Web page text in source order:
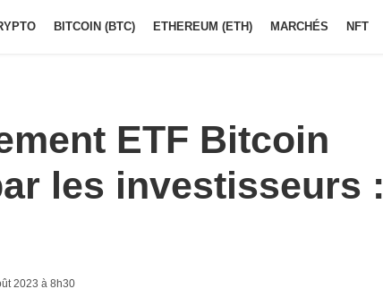
BITCOIN (BTC) ETHEREUM (ETH) MARCHÉS NFT
ETF Bitcoin
les investisseurs :
2023 à 8h30